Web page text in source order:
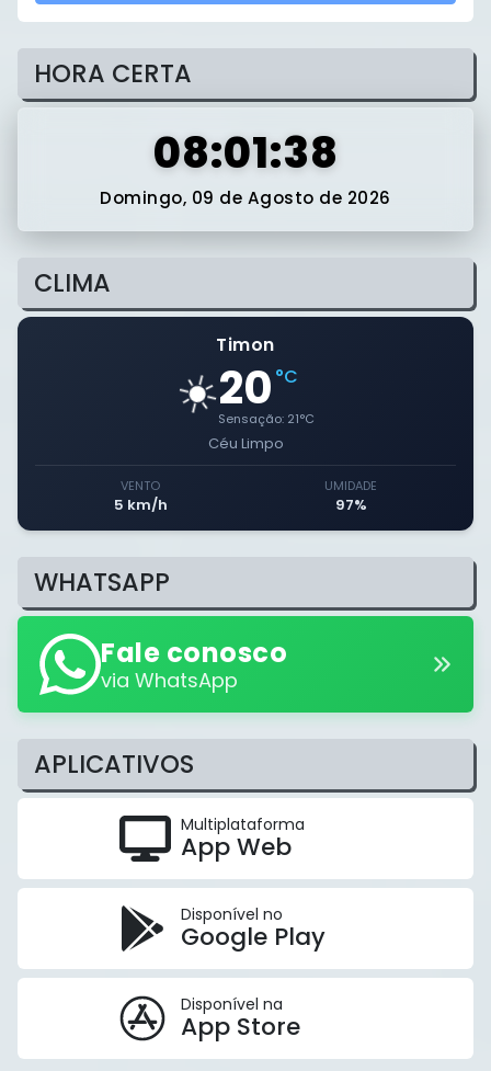
HORA CERTA
08:01:39
Domingo, 09 de Agosto de 2026
CLIMA
Timon
☀️20 °C
Sensação: 21°C
Céu Limpo
VENTO
5 km/h
UMIDADE
97%
WHATSAPP
Fale conosco
via WhatsApp
APLICATIVOS
Multiplataforma
App Web
Disponível no
Google Play
Disponível na
App Store